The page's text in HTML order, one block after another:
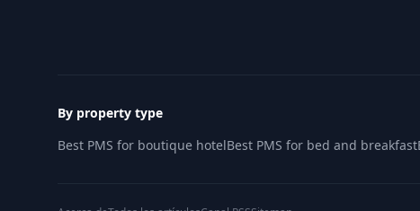
By property type
Best PMS for boutique hotelBest PMS for bed and breakfast